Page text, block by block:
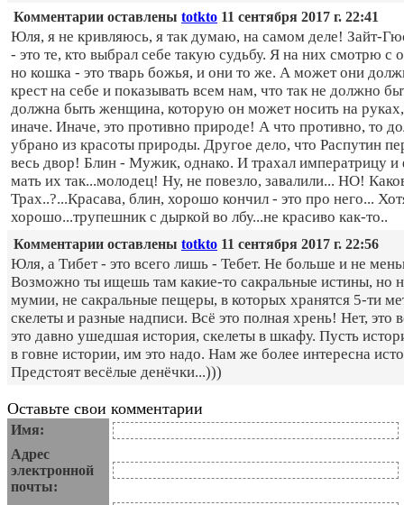
Комментарии оставлены totkto 11 сентября 2017 г. 22:41
Юля, я не кривляюсь, я так думаю, на самом деле! Зайт-
- это те, кто выбрал себе такую судьбу. Я на них смотрю с
но кошка - это тварь божья, и они то же. А может они
крест на себе и показывать всем нам, что так не должно
должна быть женщина, которую он может носить на
иначе. Иначе, это противно природе! А что противно, то
убрано из красоты природы. Другое дело, что Распутин
весь двор! Блин - Мужик, однако. И трахал императрицу
мать их так...молодец! Ну, не повезло, завалили... НО!
Трах..?...Красава, блин, хорошо кончил - это про него...
хорошо...трупешник с дыркой во лбу...не красиво как-то..
Комментарии оставлены totkto 11 сентября 2017 г. 22:56
Юля, а Тибет - это всего лишь - Тебет. Не больше и не
Возможно ты ищешь там какие-то сакральные истины, но
мумии, не сакральные пещеры, в которых хранятся 5-ти
скелеты и разные надписи. Всё это полная хрень! Нет, это
это давно ушедшая история, скелеты в шкафу. Пусть
в говне истории, им это надо. Нам же более интересна
Предстоят весёлые денёчки...)))
Оставьте свои комментарии
Имя:
Адрес
электронной
почты: